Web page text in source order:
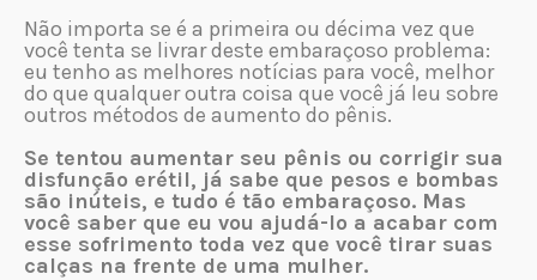
Não importa se é a primeira ou décima vez que
você tenta se livrar deste embaraçoso problema:
eu tenho as melhores notícias para você, melhor
do que qualquer outra coisa que você já leu sobre
outros métodos de aumento do pênis.
Se tentou aumentar seu pênis ou corrigir sua
disfunção erétil, já sabe que pesos e bombas
são inúteis, e tudo é tão embaraçoso. Mas
você saber que eu vou ajudá-lo a acabar com
esse sofrimento toda vez que você tirar suas
calças na frente de uma mulher.